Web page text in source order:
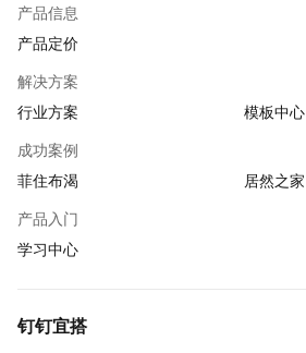
产品信息
产品定价
解决方案
行业方案
模板中心
成功案例
菲住布渴
居然之家
产品入门
学习中心
钉钉宜搭